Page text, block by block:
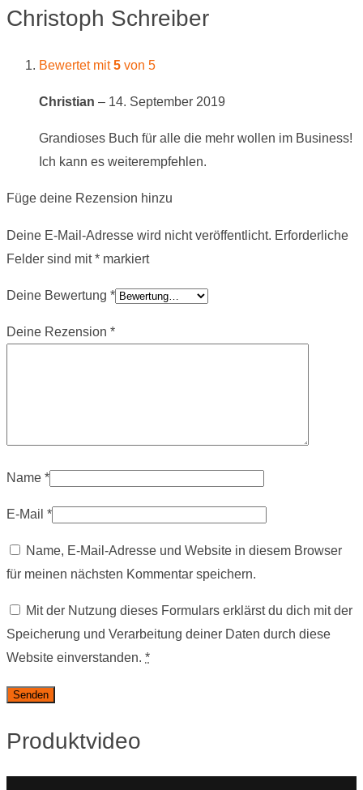
Christoph Schreiber
Bewertet mit5 von 5
Christian – 14. September 2019
Grandioses Buch für alle die mehr wollen im Business!
Ich kann es weiterempfehlen.
Füge deine Rezension hinzu
Deine E-Mail-Adresse wird nicht veröffentlicht. Erforderliche
Felder sind mit* markiert
Deine Bewertung *
Deine Rezension *
Name *
E-Mail *
Name, E-Mail-Adresse und Website in diesem Browser
für meinen nächsten Kommentar speichern.
Mit der Nutzung dieses Formulars erklärst du dich mit der
Speicherung und Verarbeitung deiner Daten durch diese
Website einverstanden. *
Produktvideo